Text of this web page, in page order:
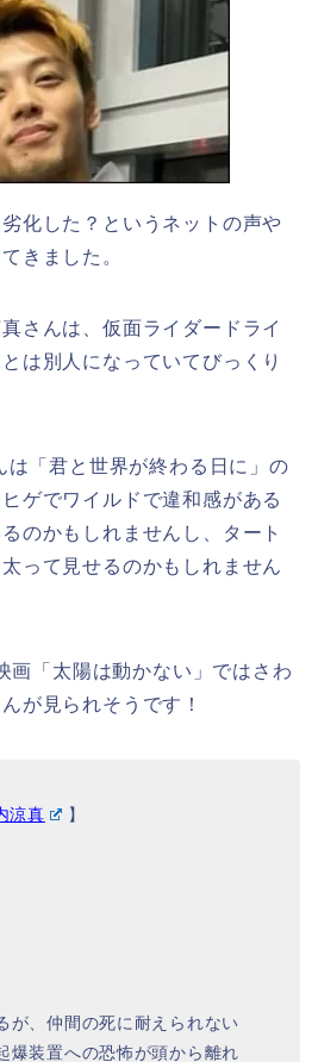
化した？というネットの声や
きました。
さんは、仮面ライダードライ
は別人になっていてびっくり
は「君と世界が終わる日に」の
ゲでワイルドで違和感がある
のかもしれませんし、タート
って見せるのかもしれません
画「太陽は動かない」ではさわ
が見られそうです！
涼真
】
が、仲間の死に耐えられない
爆装置への恐怖が頭から離れ